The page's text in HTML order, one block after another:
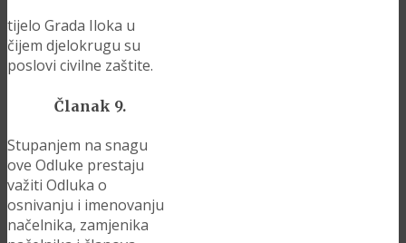
tijelo Grada Iloka u
čijem djelokrugu su
poslovi civilne zaštite.
Članak 9.
Stupanjem na snagu
ove Odluke prestaju
važiti Odluka o
osnivanju i imenovanju
načelnika, zamjenika